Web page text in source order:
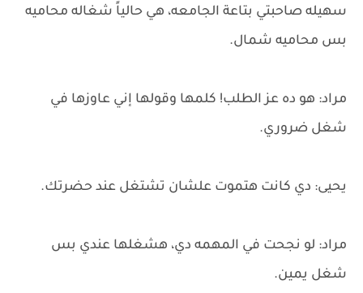
سهيله صاحبتي بتاعة الجامعه، هي حالياً شغاله محاميه
بس محاميه شمال.
مراد: هو ده عز الطلب! كلمها وقولها إني عاوزها في
شغل ضروري.
يحيى: دي كانت هتموت علشان تشتغل عند حضرتك.
مراد: لو نجحت في المهمه دي، هشغلها عندي بس
شغل يمين.